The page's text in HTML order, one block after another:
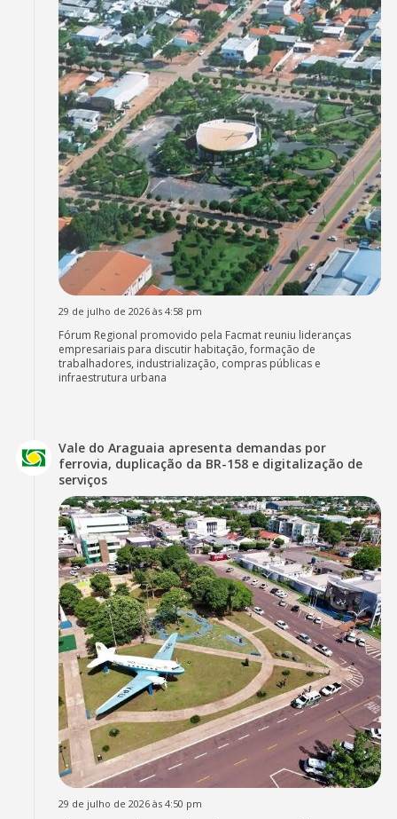
29 de julho de 2026 às 4:58 pm
Fórum Regional promovido pela Facmat reuniu lideranças
empresariais para discutir habitação, formação de
trabalhadores, industrialização, compras públicas e
infraestrutura urbana
Vale do Araguaia apresenta demandas por
ferrovia, duplicação da BR-158 e digitalização de
serviços
29 de julho de 2026 às 4:50 pm